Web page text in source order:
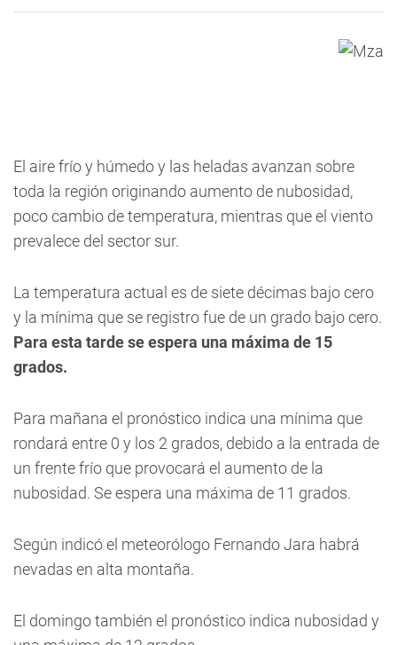
El aire frío y húmedo y las heladas avanzan sobre
toda la región originando aumento de nubosidad,
poco cambio de temperatura, mientras que el viento
prevalece del sector sur.
La temperatura actual es de siete décimas bajo cero
y la mínima que se registro fue de un grado bajo cero.
Para esta tarde se espera una máxima de 15
grados.
Para mañana el pronóstico indica una mínima que
rondará entre 0 y los 2 grados, debido a la entrada de
un frente frío que provocará el aumento de la
nubosidad. Se espera una máxima de 11 grados.
Según indicó el meteorólogo Fernando Jara habrá
nevadas en alta montaña.
El domingo también el pronóstico indica nubosidad y